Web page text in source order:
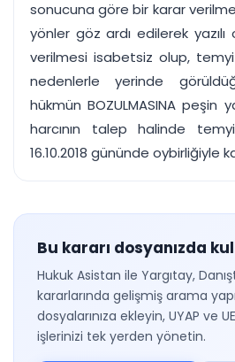
sonucuna göre bir karar
yönler göz ardı edilerek
verilmesi isabetsiz olup,
nedenlerle yerinde
hükmün BOZULMASINA peşin
harcının talep halinde
16.10.2018 gününde oybirliğiyle
Bu kararı dosyanızda
Hukuk Asistan ile Yargıtay,
kararlarında gelişmiş arama
dosyalarınıza ekleyin, UYAP ve
işlerinizi tek yerden yönetin.